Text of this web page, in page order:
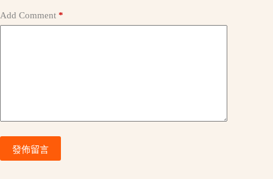
Add Comment *
發佈留言